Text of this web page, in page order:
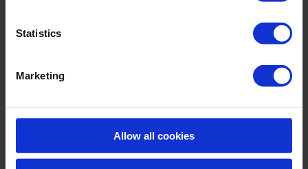
Statistics
Marketing
Allow all cookies
Einfach, effizient und sicher für den Einsatz in
Desinfektionsmittel an Ort und Stelle lassen